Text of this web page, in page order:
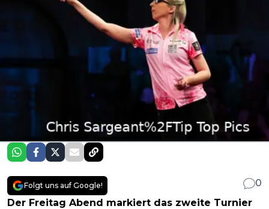
Folgt uns auf Google!
0
Der Freitag Abend markiert das zweite Turnier